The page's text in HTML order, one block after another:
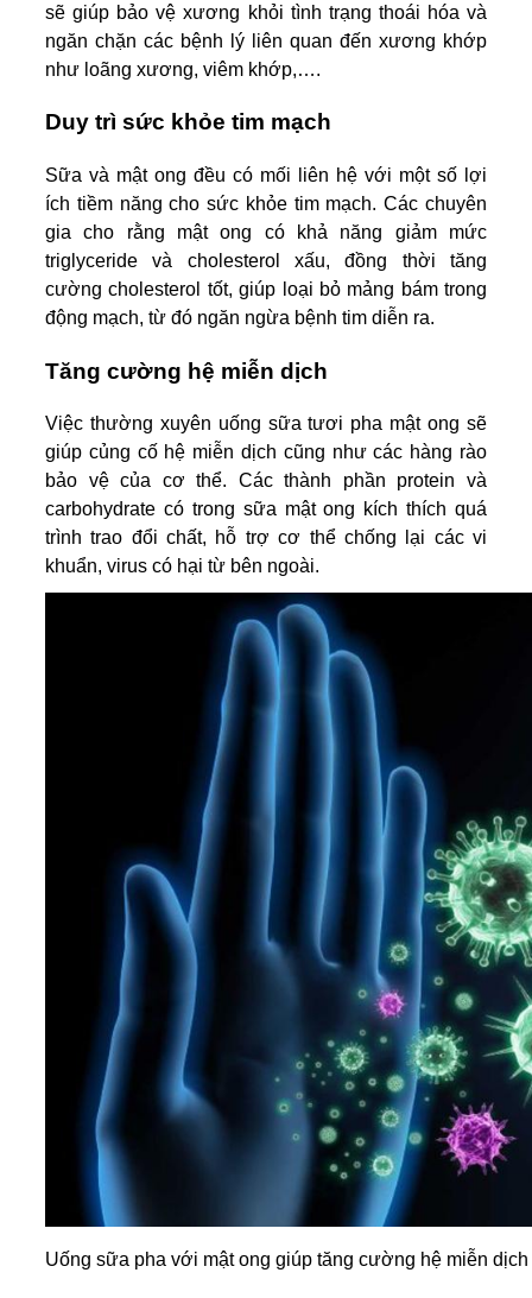
sẽ giúp bảo vệ xương khỏi tình trạng thoái hóa và
ngăn chặn các bệnh lý liên quan đến xương khớp
như loãng xương, viêm khớp,….
Duy trì sức khỏe tim mạch
Sữa và mật ong đều có mối liên hệ với một số lợi
ích tiềm năng cho sức khỏe tim mạch. Các chuyên
gia cho rằng mật ong có khả năng giảm mức
triglyceride và cholesterol xấu, đồng thời tăng
cường cholesterol tốt, giúp loại bỏ mảng bám trong
động mạch, từ đó ngăn ngừa bệnh tim diễn ra.
Tăng cường hệ miễn dịch
Việc thường xuyên uống sữa tươi pha mật ong sẽ
giúp củng cố hệ miễn dịch cũng như các hàng rào
bảo vệ của cơ thể. Các thành phần protein và
carbohydrate có trong sữa mật ong kích thích quá
trình trao đổi chất, hỗ trợ cơ thể chống lại các vi
khuẩn, virus có hại từ bên ngoài.
Uống sữa pha với mật ong giúp tăng cường hệ miễn dịch